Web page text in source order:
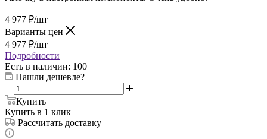
4 977 ₽/шт
Варианты цен
4 977 ₽/шт
Подробности
Есть в наличии: 100
Нашли дешевле?
Купить
Купить в 1 клик
Рассчитать доставку